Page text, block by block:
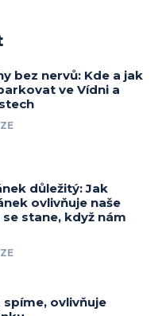
bez nervů: Kde a jak
ve Vídni a
důležitý: Jak
ovlivňuje naše
stane, když nám
spíme, ovlivňuje